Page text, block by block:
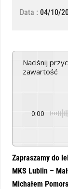
Data : 04/10/
Naciśnij przycisk odtwarzania, aby odsłuchać tę
zawartość
0:00
Zapraszamy do
MKS Lublin –
Michałem